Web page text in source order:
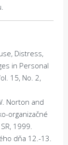
Distress,
in Personal
15, No. 2,
Norton and
organizačné
1999.
dňa 12.-13.